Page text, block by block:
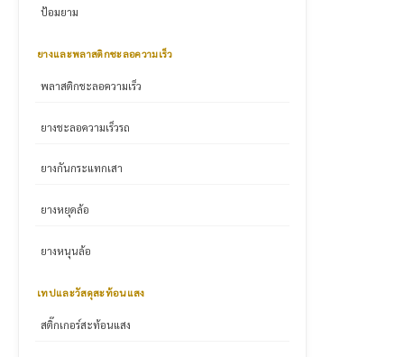
ป้อมยาม
ยางและพลาสติกชะลอความเร็ว
พลาสติกชะลอความเร็ว
ยางชะลอความเร็วรถ
ยางกันกระแทกเสา
ยางหยุดล้อ
ยางหนุนล้อ
เทปและวัสดุสะท้อนแสง
สติ๊กเกอร์สะท้อนแสง